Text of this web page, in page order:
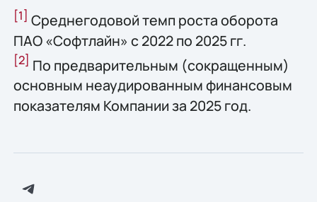
[1] Среднегодовой темп роста оборота
ПАО «Софтлайн» с 2022 по 2025 гг.
[2] По предварительным (сокращенным)
основным неаудированным финансовым
показателям Компании за 2025 год.